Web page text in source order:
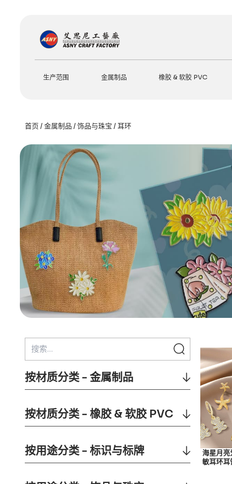
生产范围 金属制品 橡胶 & 软胶 PVC
首页 /金属制品 /饰品与珠宝 / 耳环
按材质分类 - 金属制品
按材质分类 - 橡胶 & 软胶 PVC
按用途分类 - 标识与标牌
海星月
敏耳环耳